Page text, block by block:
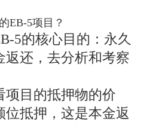
EB-5项目？
5的核心目的：永久
返还，去分析和考察
项目的抵押物的价
位抵押，这是本金返